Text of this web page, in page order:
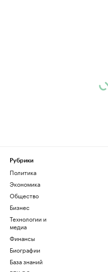
Рубрики
Политика
Экономика
Общество
Бизнес
Технологии и
медиа
Финансы
Биографии
База знаний